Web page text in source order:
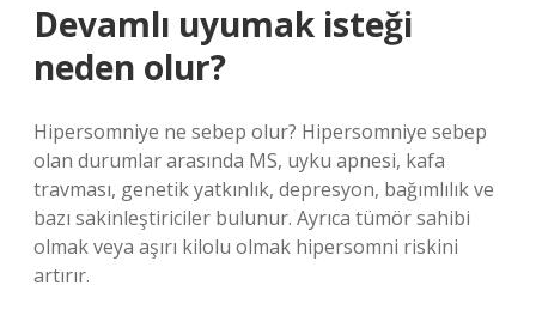
Devamlı uyumak isteği
neden olur?
Hipersomniye ne sebep olur? Hipersomniye sebep
olan durumlar arasında MS, uyku apnesi, kafa
travması, genetik yatkınlık, depresyon, bağımlılık ve
bazı sakinleştiriciler bulunur. Ayrıca tümör sahibi
olmak veya aşırı kilolu olmak hipersomni riskini
artırır.